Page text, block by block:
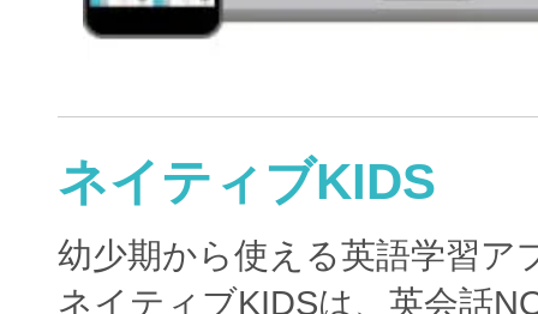
ネイティブKIDS
幼少期から使える英語学習ア
ネイティブKIDSは、英会話